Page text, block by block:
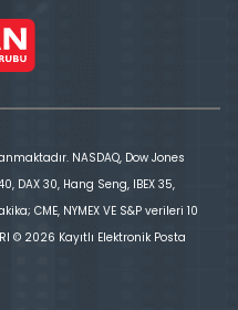
NASDAQ, Dow Jones
DAX 30, Hang Seng, IBEX 35,
CME, NYMEX VE S&P verileri 10
© 2026 Kayıtlı Elektronik Posta